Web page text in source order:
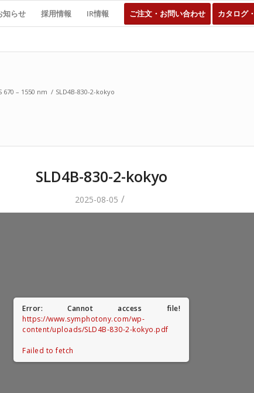
知らせ 採用情報 IR情報 ご注文・お問い合わせ カタログ
670 – 1550 nm / SLD4B-830-2-kokyo
SLD4B-830-2-kokyo
2025-08-05 /
Error: Cannot access file!
https://www.symphotony.com/wp-
content/uploads/SLD4B-830-2-kokyo.pdf
Failed to fetch